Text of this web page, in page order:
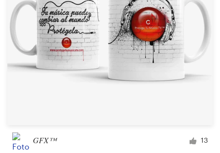
GFX™ 13